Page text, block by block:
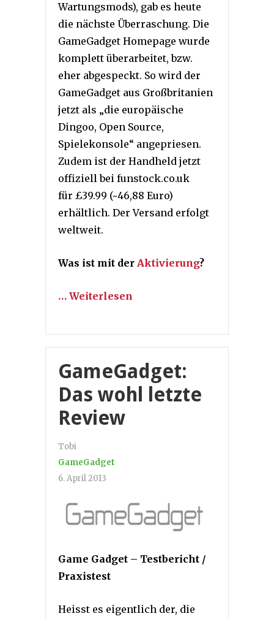
Wartungsmods), gab es heute
die nächste Überraschung. Die
GameGadget Homepage wurde
komplett überarbeitet, bzw.
eher abgespeckt. So wird der
GameGadget aus Großbritanien
jetzt als „die europäische
Dingoo, Open Source,
Spielekonsole“ angepriesen.
Zudem ist der Handheld jetzt
offiziell bei funstock.co.uk
für £39.99 (~46,88 Euro)
erhältlich. Der Versand erfolgt
weltweit.
Was ist mit der Aktivierung?
… Weiterlesen
GameGadget:
Das wohl letzte
Review
Tobi
GameGadget
6. April 2013
Game Gadget – Testbericht /
Praxistest
Heisst es eigentlich der, die